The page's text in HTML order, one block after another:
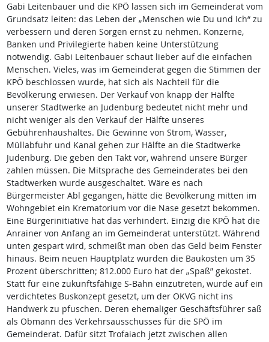
Gabi Leitenbauer und die KPÖ lassen sich im Gemeinderat vom
Grundsatz leiten: das Leben der „Menschen wie Du und Ich“ zu
verbessern und deren Sorgen ernst zu nehmen. Konzerne,
Banken und Privilegierte haben keine Unterstützung
notwendig. Gabi Leitenbauer schaut lieber auf die einfachen
Menschen. Vieles, was im Gemeinderat gegen die Stimmen der
KPÖ beschlossen wurde, hat sich als Nachteil für die
Bevölkerung erwiesen. Der Verkauf von knapp der Hälfte
unserer Stadtwerke an Judenburg bedeutet nicht mehr und
nicht weniger als den Verkauf der Hälfte unseres
Gebührenhaushaltes. Die Gewinne von Strom, Wasser,
Müllabfuhr und Kanal gehen zur Hälfte an die Stadtwerke
Judenburg. Die geben den Takt vor, während unsere Bürger
zahlen müssen. Die Mitsprache des Gemeinderates bei den
Stadtwerken wurde ausgeschaltet. Wäre es nach
Bürgermeister Abl gegangen, hätte die Bevölkerung mitten im
Wohngebiet ein Krematorium vor die Nase gesetzt bekommen.
Eine Bürgerinitiative hat das verhindert. Einzig die KPÖ hat die
Anrainer von Anfang an im Gemeinderat unterstützt. Während
unten gespart wird, schmeißt man oben das Geld beim Fenster
hinaus. Beim neuen Hauptplatz wurden die Baukosten um 35
Prozent überschritten; 812.000 Euro hat der „Spaß” gekostet.
Statt für eine zukunftsfähige S-Bahn einzutreten, wurde auf ein
verdichtetes Buskonzept gesetzt, um der OKVG nicht ins
Handwerk zu pfuschen. Deren ehemaliger Geschäftsführer saß
als Obmann des Verkehrsausschusses für die SPÖ im
Gemeinderat. Dafür sitzt Trofaiach jetzt zwischen allen